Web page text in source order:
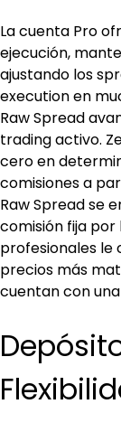
La cuenta Pro
ejecución,
ajustando los
execution en
Raw Spread
trading activo.
cero en
comisiones a
Raw Spread se
comisión fija
profesionales le
precios más
cuentan con